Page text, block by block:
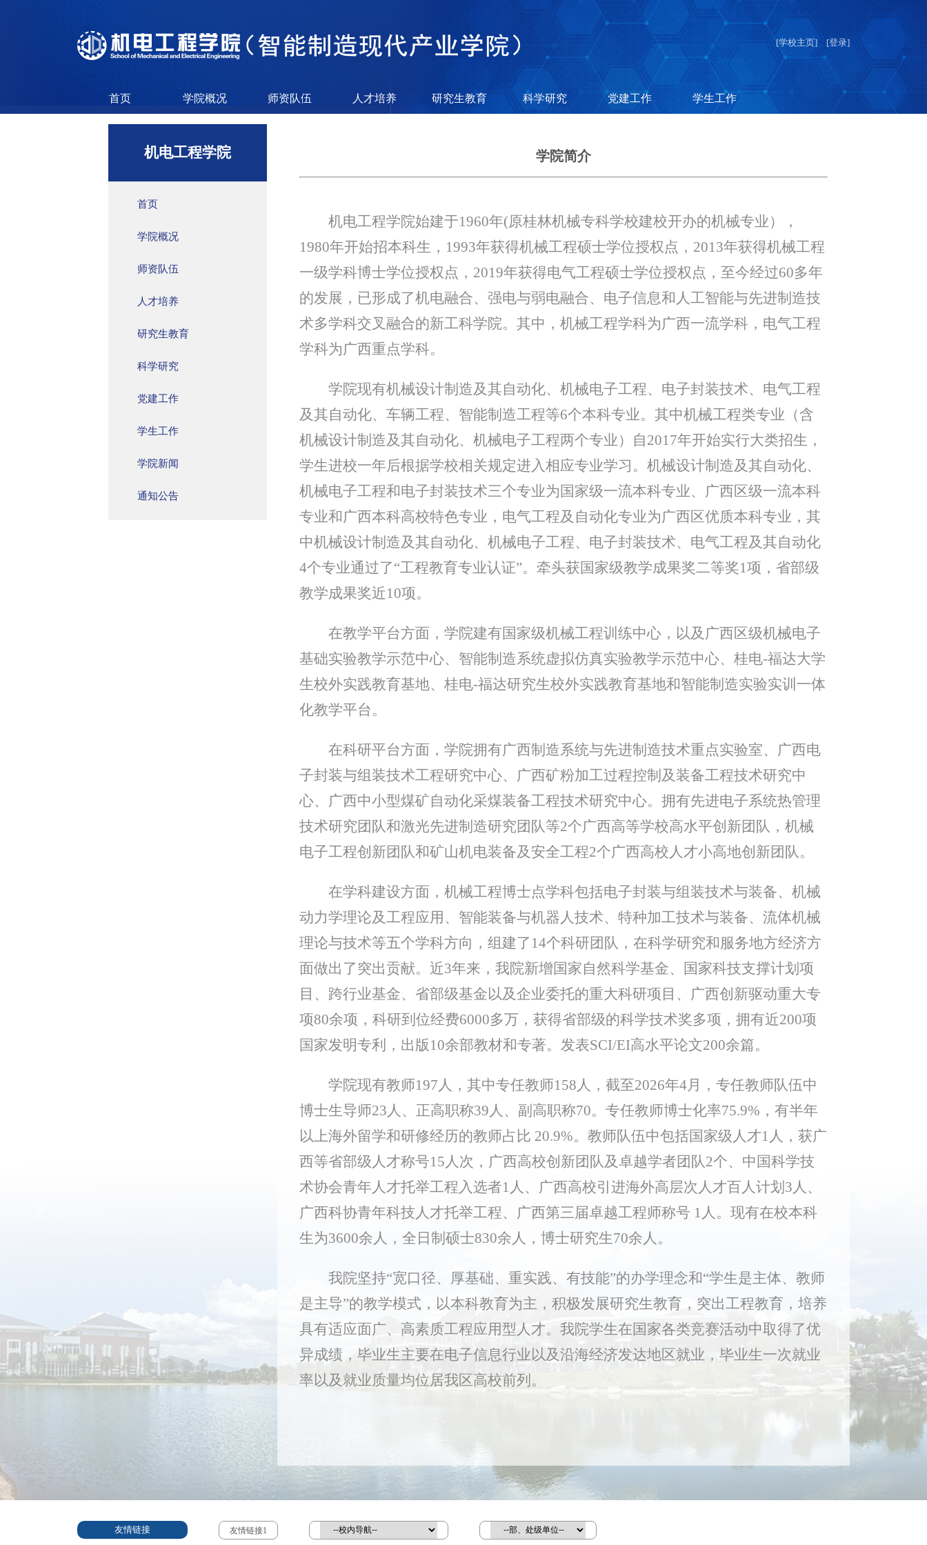
[学校主页] [登录]
首页 学院概况 师资队伍 人才培养 研究生教育 科学研究 党建工作 学生工作
机电工程学院
首页
学院概况
师资队伍
人才培养
研究生教育
科学研究
党建工作
学生工作
学院新闻
通知公告
学院简介
机电工程学院始建于1960年(原桂林机械专科学校建校开办的机械专业），
1980年开始招本科生，1993年获得机械工程硕士学位授权点，2013年获得机械工程
一级学科博士学位授权点，2019年获得电气工程硕士学位授权点，至今经过60多年
的发展，已形成了机电融合、强电与弱电融合、电子信息和人工智能与先进制造技
术多学科交叉融合的新工科学院。其中，机械工程学科为广西一流学科，电气工程
学科为广西重点学科。
学院现有机械设计制造及其自动化、机械电子工程、电子封装技术、电气工程
及其自动化、车辆工程、智能制造工程等6个本科专业。其中机械工程类专业（含
机械设计制造及其自动化、机械电子工程两个专业）自2017年开始实行大类招生，
学生进校一年后根据学校相关规定进入相应专业学习。机械设计制造及其自动化、
机械电子工程和电子封装技术三个专业为国家级一流本科专业、广西区级一流本科
专业和广西本科高校特色专业，电气工程及自动化专业为广西区优质本科专业，其
中机械设计制造及其自动化、机械电子工程、电子封装技术、电气工程及其自动化
4个专业通过了“工程教育专业认证”。牵头获国家级教学成果奖二等奖1项，省部级
教学成果奖近10项。
在教学平台方面，学院建有国家级机械工程训练中心，以及广西区级机械电子
基础实验教学示范中心、智能制造系统虚拟仿真实验教学示范中心、桂电-福达大学
生校外实践教育基地、桂电-福达研究生校外实践教育基地和智能制造实验实训一体
化教学平台。
在科研平台方面，学院拥有广西制造系统与先进制造技术重点实验室、广西电
子封装与组装技术工程研究中心、广西矿粉加工过程控制及装备工程技术研究中
心、广西中小型煤矿自动化采煤装备工程技术研究中心。拥有先进电子系统热管理
技术研究团队和激光先进制造研究团队等2个广西高等学校高水平创新团队，机械
电子工程创新团队和矿山机电装备及安全工程2个广西高校人才小高地创新团队。
在学科建设方面，机械工程博士点学科包括电子封装与组装技术与装备、机械
动力学理论及工程应用、智能装备与机器人技术、特种加工技术与装备、流体机械
理论与技术等五个学科方向，组建了14个科研团队，在科学研究和服务地方经济方
面做出了突出贡献。近3年来，我院新增国家自然科学基金、国家科技支撑计划项
目、跨行业基金、省部级基金以及企业委托的重大科研项目、广西创新驱动重大专
项80余项，科研到位经费6000多万，获得省部级的科学技术奖多项，拥有近200项
国家发明专利，出版10余部教材和专著。发表SCI/EI高水平论文200余篇。
学院现有教师197人，其中专任教师158人，截至2026年4月，专任教师队伍中
博士生导师23人、正高职称39人、副高职称70。专任教师博士化率75.9%，有半年
以上海外留学和研修经历的教师占比 20.9%。教师队伍中包括国家级人才1人，获广
西等省部级人才称号15人次，广西高校创新团队及卓越学者团队2个、中国科学技
术协会青年人才托举工程入选者1人、广西高校引进海外高层次人才百人计划3人、
广西科协青年科技人才托举工程、广西第三届卓越工程师称号 1人。现有在校本科
生为3600余人，全日制硕士830余人，博士研究生70余人。
我院坚持“宽口径、厚基础、重实践、有技能”的办学理念和“学生是主体、教师
是主导”的教学模式，以本科教育为主，积极发展研究生教育，突出工程教育，培养
具有适应面广、高素质工程应用型人才。我院学生在国家各类竞赛活动中取得了优
异成绩，毕业生主要在电子信息行业以及沿海经济发达地区就业，毕业生一次就业
率以及就业质量均位居我区高校前列。
友情链接 友情链接1